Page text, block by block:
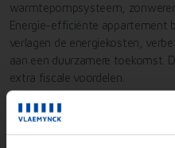
warmtepompsysteem,
Energie-efficiënte appartement
verlagen de energiekosten,
aan een duurzamere toekomst.
extra fiscale voordelen.
Kortom, Noë is een veilige en